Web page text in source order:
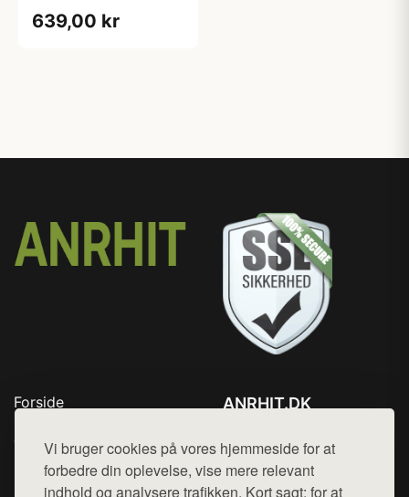
Vi bruger cookies på vores hjemmeside for at
forbedre din oplevelse, vise mere relevant
indhold og analysere trafikken. Kort sagt: for at
639,00 kr
Forside
Top Rabatter
Blog
Kontakt
ANRHIT.DK
Mail: hej@want.dk